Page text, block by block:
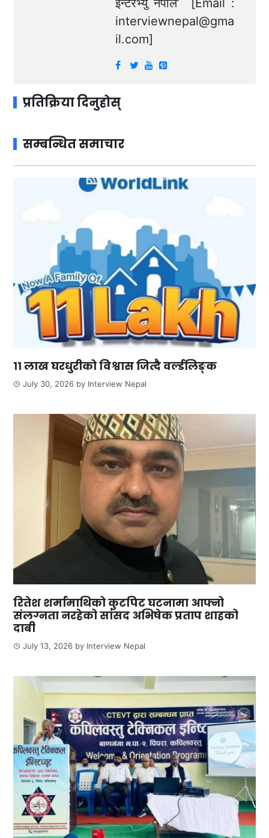
ईन्टरभ्यु नेपाल’ [Email :
interviewnepal@gma
il.com]
प्रतिक्रिया दिनुहोस्
सम्बन्धित समाचार
११ लाख घरधुरीको विश्वास जित्दै वर्ल्डलिङ्क
July 30, 2026 by Interview Nepal
रितेश शर्मामाथिको कुटपिट घटनामा आफ्नो
संलग्नता नरहेको सांसद अभिषेक प्रताप शाहको
दाबी
July 13, 2026 by Interview Nepal